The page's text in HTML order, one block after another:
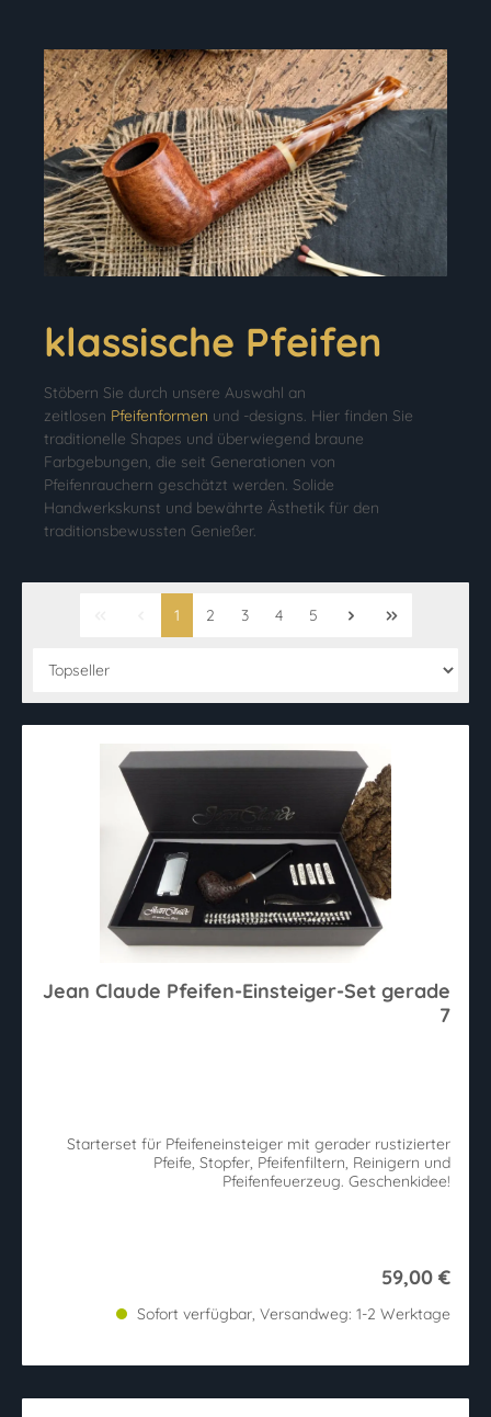
klassische Pfeifen
Stöbern Sie durch unsere Auswahl an
zeitlosen Pfeifenformen und -designs. Hier finden Sie
traditionelle Shapes und überwiegend braune
Farbgebungen, die seit Generationen von
Pfeifenrauchern geschätzt werden. Solide
Handwerkskunst und bewährte Ästhetik für den
traditionsbewussten Genießer.
1 2 3 4 5
Jean Claude Pfeifen-Einsteiger-Set gerade
7
Starterset für Pfeifeneinsteiger mit gerader rustizierter
Pfeife, Stopfer, Pfeifenfiltern, Reinigern und
Pfeifenfeuerzeug. Geschenkidee!
59,00 €
Sofort verfügbar, Versandweg: 1-2 Werktage